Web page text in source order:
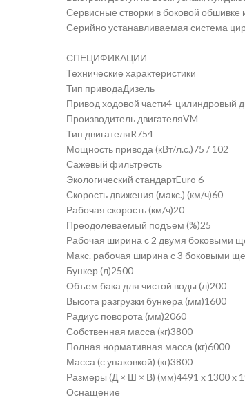
Сервисные створки в боковой обшивке
Серийно устанавливаемая система
СПЕЦИФИКАЦИИ
Технические характеристики
Тип приводаДизель
Привод ходовой части4-цилиндровый
Производитель двигателяVM
Тип двигателяR754
Мощность привода (кВт/л.с.)75 / 102
Сажевый фильтресть
Экологический стандартEuro 6
Скорость движения (макс.) (км/ч)60
Рабочая скорость (км/ч)20
Преодолеваемый подъем (%)25
Рабочая ширина с 2 двумя боковыми
Макс. рабочая ширина с 3 боковыми
Бункер (л)2500
Объем бака для чистой воды (л)200
Высота разгрузки бункера (мм)1600
Радиус поворота (мм)2060
Собственная масса (кг)3800
Полная нормативная масса (кг)6000
Масса (с упаковкой) (кг)3800
Размеры (Д × Ш × В) (мм)4491 x 1300 x
Оснащение